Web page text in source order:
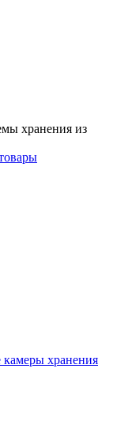
хранения из
камеры хранения